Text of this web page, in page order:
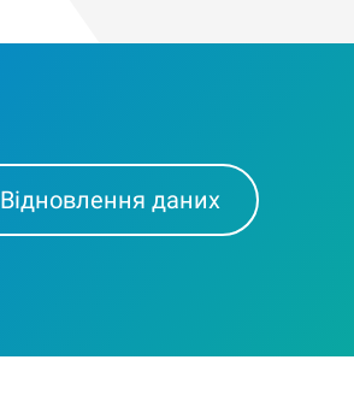
Відновлення даних